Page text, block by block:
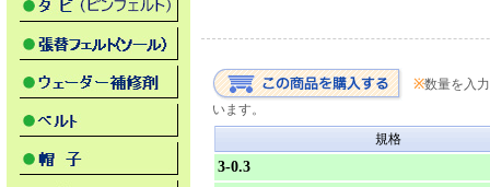
※数量を入
います。
規格
3-0.3